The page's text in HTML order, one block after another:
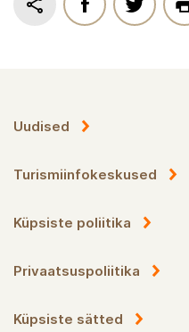
Uudised
Turismiinfokeskused
Küpsiste poliitika
Privaatsuspoliitika
Küpsiste sätted